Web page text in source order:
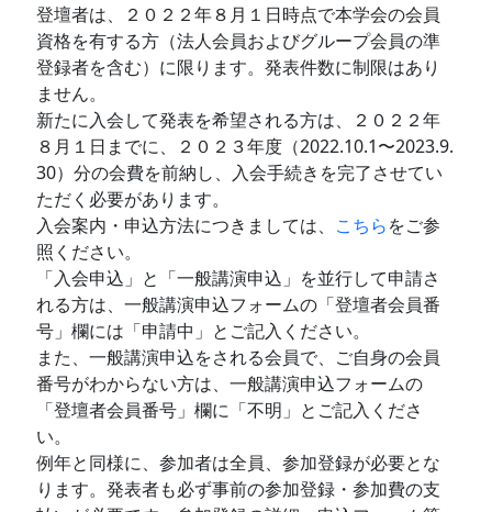
登壇者は、２０２２年８月１日時点で本学会の会員
資格を有する方（法人会員およびグループ会員の準
登録者を含む）に限ります。発表件数に制限はあり
ません。
新たに入会して発表を希望される方は、２０２２年
８月１日までに、２０２３年度（2022.10.1〜2023.9.
30）分の会費を前納し、入会手続きを完了させてい
ただく必要があります。
入会案内・申込方法につきましては、 こちらをご参
照ください。
「入会申込」と「一般講演申込」を並行して申請さ
れる方は、一般講演申込フォームの「登壇者会員番
号」欄には「申請中」とご記入ください。
また、一般講演申込をされる会員で、ご自身の会員
番号がわからない方は、一般講演申込フォームの
「登壇者会員番号」欄に「不明」とご記入くださ
い。
例年と同様に、参加者は全員、参加登録が必要とな
ります。発表者も必ず事前の参加登録・参加費の支